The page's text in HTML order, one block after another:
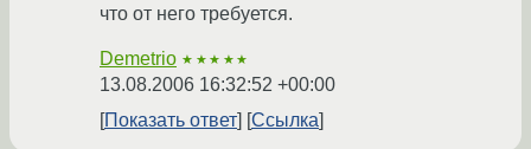
что от него требуется.
Demetrio ★★★★★
13.08.2006 16:32:52 +00:00
Показать ответ
Ссылка